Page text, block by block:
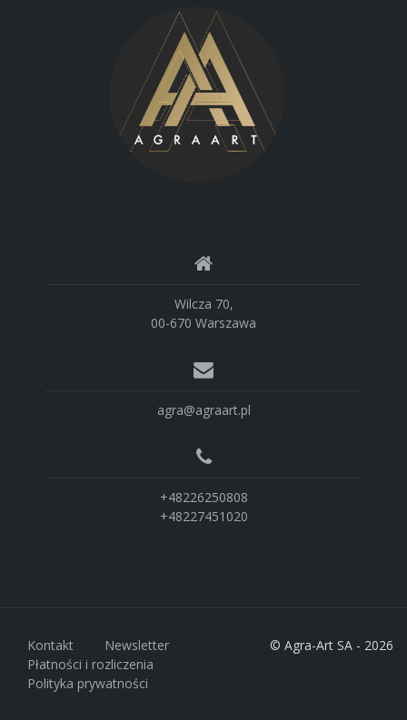
Wilcza 70,
00-670 Warszawa
agra@agraart.pl
+48226250808
+48227451020
Kontakt
Newsletter
Płatności i rozliczenia
Polityka prywatności
© Agra-Art SA - 2026